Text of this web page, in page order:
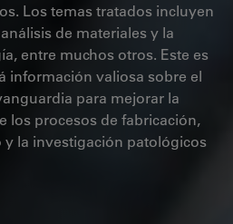
Los temas tratados incluyen
de materiales y la
entre muchos otros. Este es
información valiosa sobre el
para mejorar la
los procesos de fabricación,
la investigación patológicos